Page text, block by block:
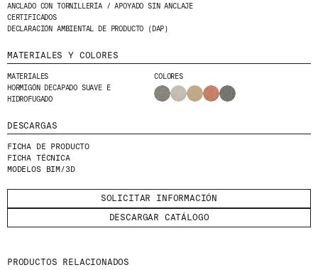
ANCLADO CON TORNILLERÍA / APOYADO SIN ANCLAJE
CERTIFICADOS
DECLARACIÓN AMBIENTAL DE PRODUCTO (DAP)
MATERIALES Y COLORES
MATERIALES
HORMIGÓN DECAPADO SUAVE E
HIDROFUGADO
COLORES
DESCARGAS
FICHA DE PRODUCTO
FICHA TÉCNICA
MODELOS BIM/3D
SOLICITAR INFORMACIÓN
DESCARGAR CATÁLOGO
PRODUCTOS RELACIONADOS
ENVIAR
WE ARE MOLINS GO TO CORPORATE SITE
CERTIFICADOS